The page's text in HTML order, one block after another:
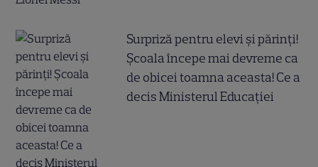
Surpriză pentru elevi și părinți!
Școala începe mai devreme ca
de obicei toamna aceasta! Ce a
decis Ministerul Educației